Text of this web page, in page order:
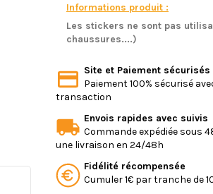
Informations produit :
Les stickers ne sont pas
chaussures....)
Site et Paiement sécurisés
Paiement 100% sécurisé
transaction
Envois rapides avec suivis
Commande expédiée sous
une livraison en 24/48h
Fidélité récompensée
Cumuler 1€ par tranche de